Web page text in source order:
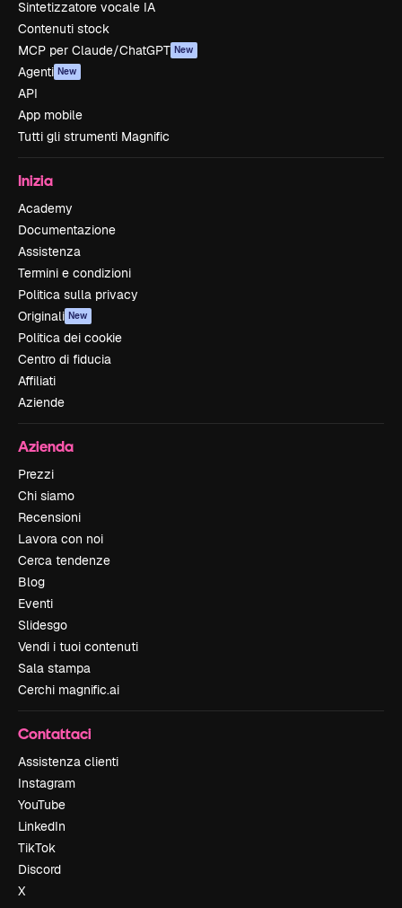
Sintetizzatore vocale IA
Contenuti stock
MCP per Claude/ChatGPT New
Agenti New
API
App mobile
Tutti gli strumenti Magnific
Inizia
Academy
Documentazione
Assistenza
Termini e condizioni
Politica sulla privacy
Originali New
Politica dei cookie
Centro di fiducia
Affiliati
Aziende
Azienda
Prezzi
Chi siamo
Recensioni
Lavora con noi
Cerca tendenze
Blog
Eventi
Slidesgo
Vendi i tuoi contenuti
Sala stampa
Cerchi magnific.ai
Contattaci
Assistenza clienti
Instagram
YouTube
LinkedIn
TikTok
Discord
X